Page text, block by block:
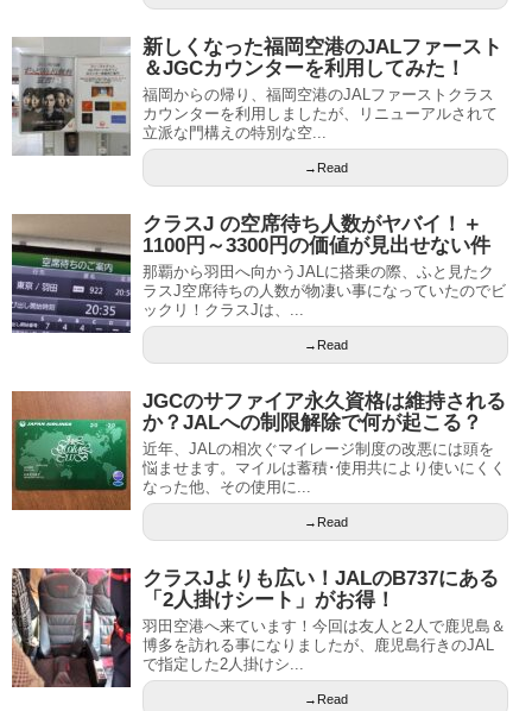
新しくなった福岡空港のJALファースト
＆JGCカウンターを利用してみた！
福岡からの帰り、福岡空港のJALファーストクラス
カウンターを利用しましたが、リニューアルされて
立派な門構えの特別な空...
→Read
クラスJ の空席待ち人数がヤバイ！＋
1100円～3300円の価値が見出せない件
那覇から羽田へ向かうJALに搭乗の際、ふと見たク
ラスJ空席待ちの人数が物凄い事になっていたのでビ
ックリ！クラスJは、...
→Read
JGCのサファイア永久資格は維持される
か？JALへの制限解除で何が起こる？
近年、JALの相次ぐマイレージ制度の改悪には頭を
悩ませます。マイルは蓄積･使用共により使いにくく
なった他、その使用に...
→Read
クラスJよりも広い！JALのB737にある
「2人掛けシート」がお得！
羽田空港へ来ています！今回は友人と2人で鹿児島＆
博多を訪れる事になりましたが、鹿児島行きのJAL
で指定した2人掛けシ...
→Read